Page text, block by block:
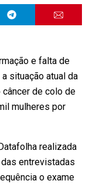
e falta de
situação atual da
de colo de
mulheres por
realizada
entrevistadas
o exame